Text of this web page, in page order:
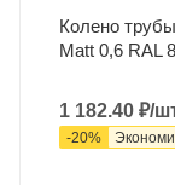
Колено
Matt 0,6 RAL
1 182.40 ₽/
-20%